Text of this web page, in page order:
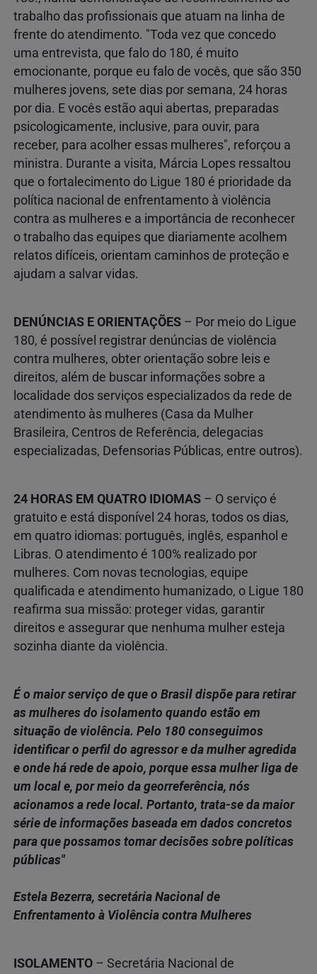
trabalho das profissionais que atuam na linha de
frente do atendimento. "Toda vez que concedo
uma entrevista, que falo do 180, é muito
emocionante, porque eu falo de vocês, que são 350
mulheres jovens, sete dias por semana, 24 horas
por dia. E vocês estão aqui abertas, preparadas
psicologicamente, inclusive, para ouvir, para
receber, para acolher essas mulheres", reforçou a
ministra. Durante a visita, Márcia Lopes ressaltou
que o fortalecimento do Ligue 180 é prioridade da
política nacional de enfrentamento à violência
contra as mulheres e a importância de reconhecer
o trabalho das equipes que diariamente acolhem
relatos difíceis, orientam caminhos de proteção e
ajudam a salvar vidas.
DENÚNCIAS E ORIENTAÇÕES – Por meio do Ligue
180, é possível registrar denúncias de violência
contra mulheres, obter orientação sobre leis e
direitos, além de buscar informações sobre a
localidade dos serviços especializados da rede de
atendimento às mulheres (Casa da Mulher
Brasileira, Centros de Referência, delegacias
especializadas, Defensorias Públicas, entre outros).
24 HORAS EM QUATRO IDIOMAS – O serviço é
gratuito e está disponível 24 horas, todos os dias,
em quatro idiomas: português, inglês, espanhol e
Libras. O atendimento é 100% realizado por
mulheres. Com novas tecnologias, equipe
qualificada e atendimento humanizado, o Ligue 180
reafirma sua missão: proteger vidas, garantir
direitos e assegurar que nenhuma mulher esteja
sozinha diante da violência.
É o maior serviço de que o Brasil dispõe para retirar
as mulheres do isolamento quando estão em
situação de violência. Pelo 180 conseguimos
identificar o perfil do agressor e da mulher agredida
e onde há rede de apoio, porque essa mulher liga de
um local e, por meio da georreferência, nós
acionamos a rede local. Portanto, trata-se da maior
série de informações baseada em dados concretos
para que possamos tomar decisões sobre políticas
públicas"
Estela Bezerra, secretária Nacional de
Enfrentamento à Violência contra Mulheres
ISOLAMENTO – Secretária Nacional de